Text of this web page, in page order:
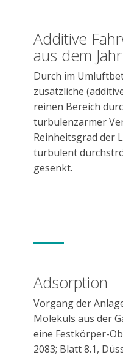
Additive
aus dem
Durch im
zusätzliche
reinen Bereich
turbulenzarmer
Reinheitsgrad der
turbulent
gesenkt.
Adsorption
Vorgang der
Moleküls aus der
eine Festkörper-
2083; Blatt 8.1,